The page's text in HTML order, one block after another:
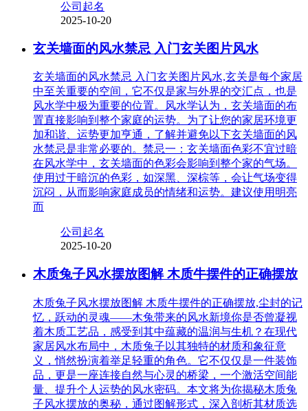
公司起名
2025-10-20
玄关墙面的风水禁忌 入门玄关图片风水
玄关墙面的风水禁忌 入门玄关图片风水,玄关是每个家居
中至关重要的空间，它不仅是家与外界的交汇点，也是
风水学中极为重要的位置。风水学认为，玄关墙面的布
置直接影响到整个家庭的运势。为了让您的家居环境更
加和谐、运势更加亨通，了解并避免以下玄关墙面的风
水禁忌是非常必要的。禁忌一：玄关墙面色彩不宜过暗
在风水学中，玄关墙面的色彩会影响到整个家的气场。
使用过于暗沉的色彩，如深黑、深棕等，会让气场变得
沉闷，从而影响家庭成员的情绪和运势。建议使用明亮
而
公司起名
2025-10-20
木质兔子风水摆放图解 木质牛摆件的正确摆放
木质兔子风水摆放图解 木质牛摆件的正确摆放,尘封的记
忆，跃动的灵魂——木兔带来的风水新境你是否曾凝视
着木质工艺品，感受到其中蕴藏的温润与生机？在现代
家居风水布局中，木质兔子以其独特的材质和象征意
义，悄然扮演着举足轻重的角色。它不仅仅是一件装饰
品，更是一座连接自然与心灵的桥梁，一个激活空间能
量、提升个人运势的风水密码。本文将为你揭秘木质兔
子风水摆放的奥秘，通过图解形式，深入剖析其材质选